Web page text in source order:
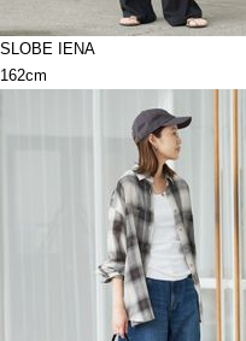
SLOBE IENA
162cm